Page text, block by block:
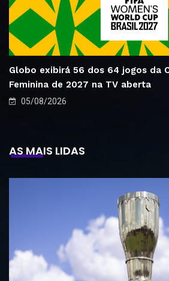
Globo exibirá 56 dos 64 jogos da
Feminina de 2027 na TV aberta
05/08/2026
AS MAIS LIDAS